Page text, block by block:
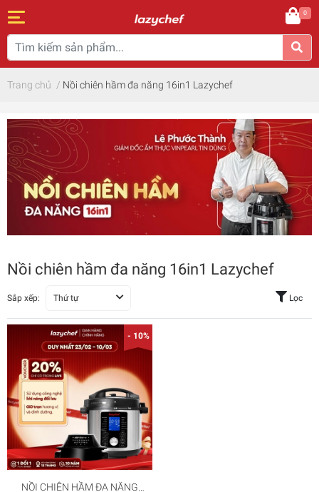
0
Trang chủ / Nồi chiên hầm đa năng 16in1 Lazychef
Nồi chiên hầm đa năng 16in1 Lazychef
Sắp xếp: Thứ tự Lọc
- 10%
NỒI CHIÊN HẦM ĐA NĂNG